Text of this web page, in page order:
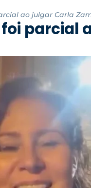
ao julgar Carla
parcial